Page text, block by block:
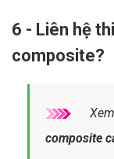
6 - Liên hệ
composite?
composite